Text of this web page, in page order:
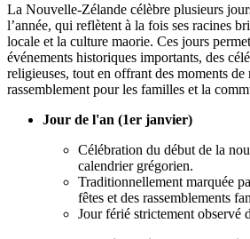
La Nouvelle-Zélande célèbre plusieurs
l’année, qui reflètent à la fois ses racines
locale et la culture maorie. Ces jours
événements historiques importants, des
religieuses, tout en offrant des moments de
rassemblement pour les familles et la
Jour de l'an (1er janvier)
Célébration du début de la
calendrier grégorien.
Traditionnellement marquée
fêtes et des rassemblements
Jour férié strictement observé